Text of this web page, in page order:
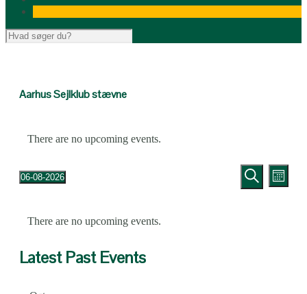
Aarhus Sejlklub stævne
There are no upcoming events.
Events
Search
Search
Month
06-08-2026
of
Events
There are no upcoming events.
Latest Past Events